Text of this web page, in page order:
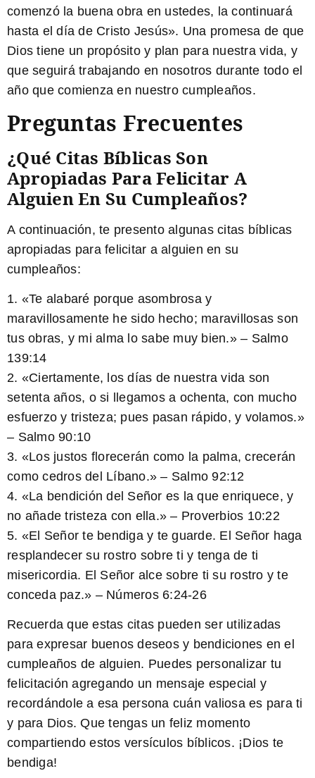
comenzó la buena obra en ustedes, la continuará
hasta el día de Cristo Jesús». Una promesa de que
Dios tiene un propósito y plan para nuestra vida, y
que seguirá trabajando en nosotros durante todo el
año que comienza en nuestro cumpleaños.
Preguntas Frecuentes
¿Qué Citas Bíblicas Son
Apropiadas Para Felicitar A
Alguien En Su Cumpleaños?
A continuación, te presento algunas citas bíblicas
apropiadas para felicitar a alguien en su
cumpleaños:
1. «Te alabaré porque asombrosa y
maravillosamente he sido hecho; maravillosas son
tus obras, y mi alma lo sabe muy bien.» – Salmo
139:14
2. «Ciertamente, los días de nuestra vida son
setenta años, o si llegamos a ochenta, con mucho
esfuerzo y tristeza; pues pasan rápido, y volamos.»
– Salmo 90:10
3. «Los justos florecerán como la palma, crecerán
como cedros del Líbano.» – Salmo 92:12
4. «La bendición del Señor es la que enriquece, y
no añade tristeza con ella.» – Proverbios 10:22
5. «El Señor te bendiga y te guarde. El Señor haga
resplandecer su rostro sobre ti y tenga de ti
misericordia. El Señor alce sobre ti su rostro y te
conceda paz.» – Números 6:24-26
Recuerda que estas citas pueden ser utilizadas
para expresar buenos deseos y bendiciones en el
cumpleaños de alguien. Puedes personalizar tu
felicitación agregando un mensaje especial y
recordándole a esa persona cuán valiosa es para ti
y para Dios. Que tengas un feliz momento
compartiendo estos versículos bíblicos. ¡Dios te
bendiga!